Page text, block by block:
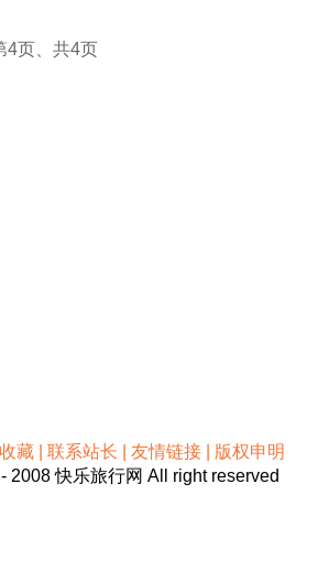
4页、共4页
藏 | 联系站长 | 友情链接 | 版权申明
2008 快乐旅行网 All right reserved